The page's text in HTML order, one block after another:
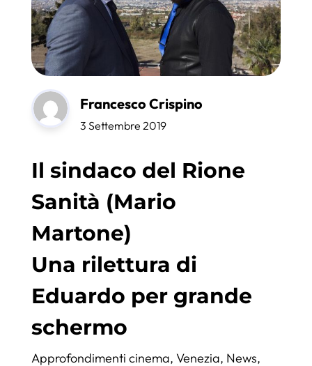
Francesco Crispino
3 Settembre 2019
Il sindaco del Rione
Sanità (Mario
Martone)
Una rilettura di
Eduardo per grande
schermo
Approfondimenti cinema, Venezia, News,